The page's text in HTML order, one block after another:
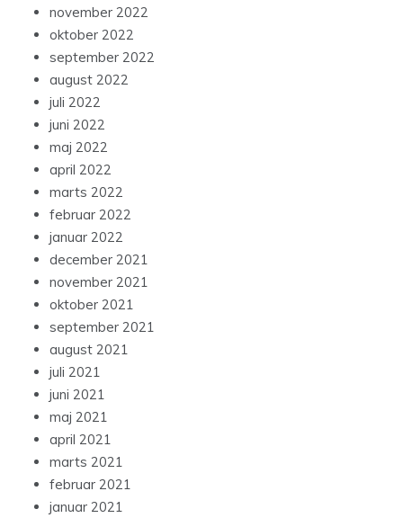
november 2022
oktober 2022
september 2022
august 2022
juli 2022
juni 2022
maj 2022
april 2022
marts 2022
februar 2022
januar 2022
december 2021
november 2021
oktober 2021
september 2021
august 2021
juli 2021
juni 2021
maj 2021
april 2021
marts 2021
februar 2021
januar 2021